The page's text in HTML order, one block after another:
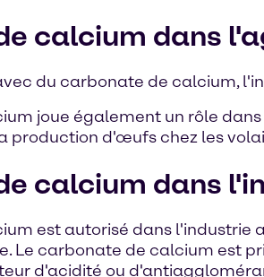
calcium dans
du carbonate de calcium,
joue également un rôle
production d'œufs chez les
calcium dans
est autorisé dans l'industrie
Le carbonate de calcium est
d'acidité ou